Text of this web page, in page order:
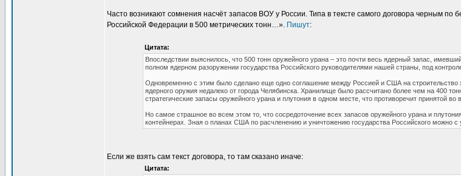
Часто возникают сомнения насчёт запасов ВОУ у России. Типа в тексте самого договора черным
Российской Федерации в 500 метрических тонн…». Пишут:
Цитата:
Впоследствии выяснилось, что 500 тонн оружейного урана – это почти весь ядерный запас,
полном ядерном разоружении государства Российского руководителями нашей страны, под
Одновременно с этим было сделано еще одно соглашение между Россией и США на
ядерного оружия недалеко от города Челябинска. Хранилище было рассчитано более чем на 400
стратегические запасы оружейного урана и плутония в одном месте, что противоречит принятой
Но самое страшное во всем этом то, что сосредоточение всех запасов оружейного урана и
контейнерах. Зная о планах США по расчленению и уничтожению государства Российского можно с
Если же взять сам текст договора, то там сказано иначе:
Цитата: